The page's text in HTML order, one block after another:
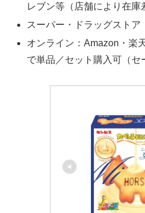
レブン等（店舗により在庫
スーパー・ドラッグストア
オンライン：Amazon・楽
で単品／セット購入可（セ